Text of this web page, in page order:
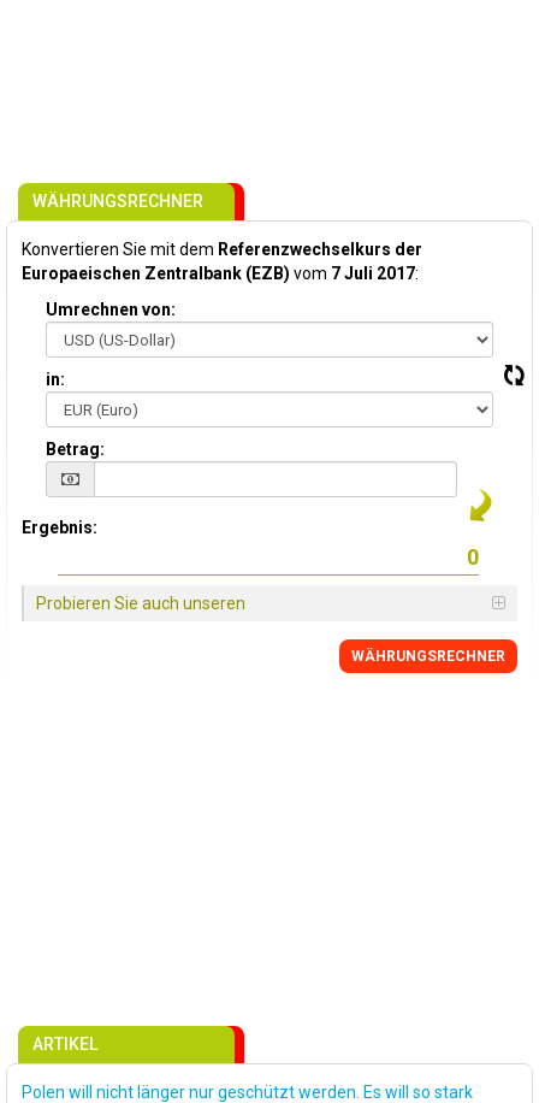
WÄHRUNGSRECHNER
Konvertieren Sie mit dem Referenzwechselkurs der
Europaeischen Zentralbank (EZB) vom 7 Juli 2017:
Umrechnen von:
in:
Betrag:
Ergebnis:
Probieren Sie auch unseren
WÄHRUNGSRECHNER
ARTIKEL
Polen will nicht länger nur geschützt werden. Es will so stark